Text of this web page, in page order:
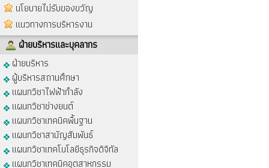
นโยบายไม่รับของขวัญ
แนวทางการบริหารงาน
ฝ่ายบริหารและบุคลากร
ฝ่ายบริหาร
ผู้บริหารสถานศึกษา
แผนกวิชาไฟฟ้ากำลัง
แผนกวิชาช่างยนต์
แผนกวิชาเทคนิคพื้นฐาน
แผนกวิชาสามัญสัมพันธ์
แผนกวิชาเทคโนโลยีธุรกิจดิจิทัล
แผนกวิชาเทคนิคอุตสาหกรรม